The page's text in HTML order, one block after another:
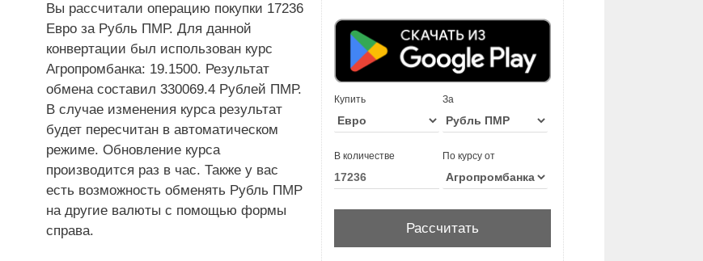
Вы рассчитали операцию покупки 17236
Евро за Рубль ПМР. Для данной
конвертации был использован курс
Агропромбанка: 19.1500. Результат
обмена составил 330069.4 Рублей ПМР.
В случае изменения курса результат
будет пересчитан в автоматическом
режиме. Обновление курса
производится раз в час. Также у вас
есть возможность обменять Рубль ПМР
на другие валюты с помощью формы
справа.
Купить За
В количестве По курсу от